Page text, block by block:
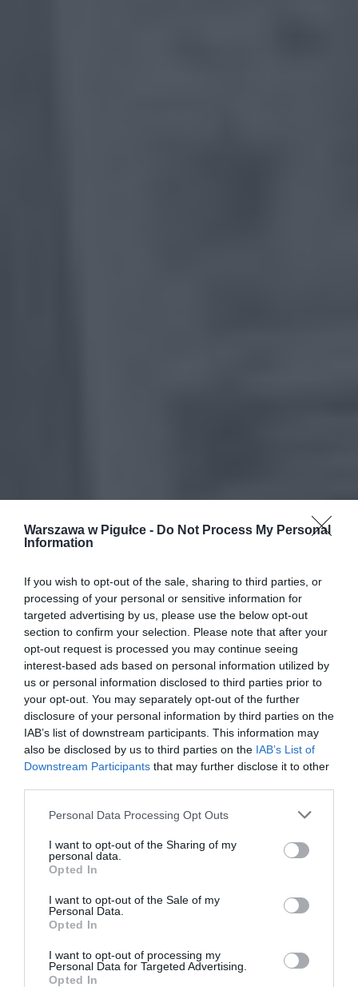
Warszawa w Pigułce - Do Not Process My Personal
Information
If you wish to opt-out of the sale, sharing to third parties, or
processing of your personal or sensitive information for
targeted advertising by us, please use the below opt-out
section to confirm your selection. Please note that after your
opt-out request is processed you may continue seeing
interest-based ads based on personal information utilized by
us or personal information disclosed to third parties prior to
your opt-out. You may separately opt-out of the further
disclosure of your personal information by third parties on the
IAB’s list of downstream participants. This information may
also be disclosed by us to third parties on the IAB’s List of
Downstream Participants that may further disclose it to other
Personal Data Processing Opt Outs
I want to opt-out of the Sharing of my
personal data.
Opted In
I want to opt-out of the Sale of my
Personal Data.
Opted In
I want to opt-out of processing my
Personal Data for Targeted Advertising.
Opted In